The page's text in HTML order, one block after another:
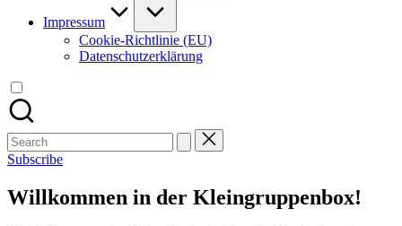
Impressum
Cookie-Richtlinie (EU)
Datenschutzerklärung
Search
for:
Subscribe
Willkommen in der Kleingruppenbox!